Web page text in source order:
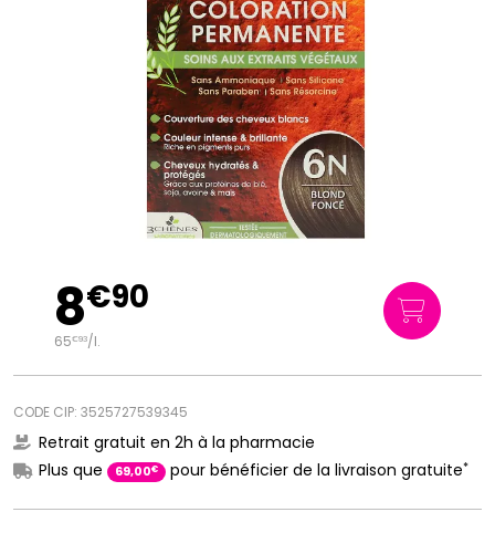
8€90
65€93/l.
CODE CIP: 3525727539345
Retrait gratuit en 2h à la pharmacie
Plus que
69,00€ pour bénéficier de la livraison gratuite*